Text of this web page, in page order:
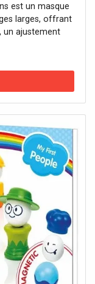
est un masque
larges, offrant
un ajustement